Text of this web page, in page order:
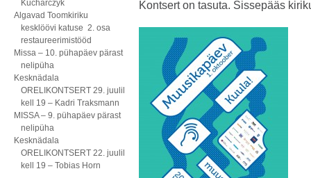
Kucharczyk
Algavad Toomkiriku
kesklöövi katuse 2. osa
restaureerimistööd
Missa – 10. pühapäev pärast
nelipüha
Kesknädala
ORELIKONTSERT 29. juulil
kell 19 – Kadri Traksmann
MISSA – 9. pühapäev pärast
nelipüha
Kesknädala
ORELIKONTSERT 22. juulil
kell 19 – Tobias Horn
Kontsert on tasuta. Sissepääs